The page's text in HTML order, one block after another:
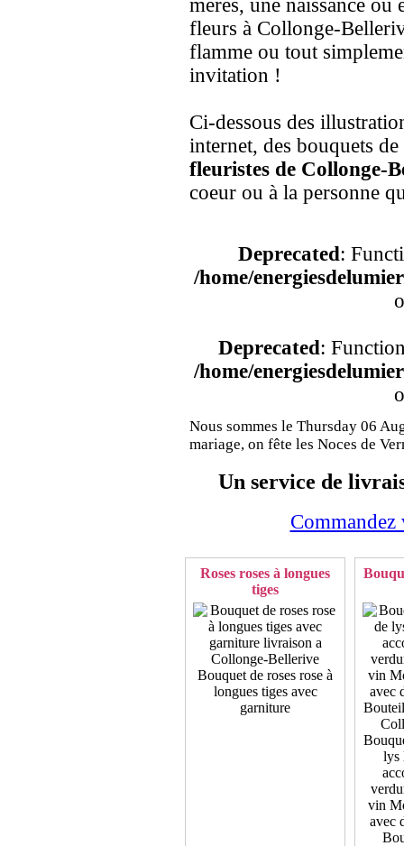
mères, une naissance
fleurs à Collonge-
flamme ou tout
invitation !
Ci-dessous des
internet, des bouquets
fleuristes de Collonge-
coeur ou à la personne
Deprecated:
/home/
Deprecated:
/home/
Nous sommes le Thursday 06
mariage, on fête les Noces de
Un service de
Roses roses à longues
tiges
Bouquet de roses rose à
longues tiges avec
garniture
lys
vin
avec